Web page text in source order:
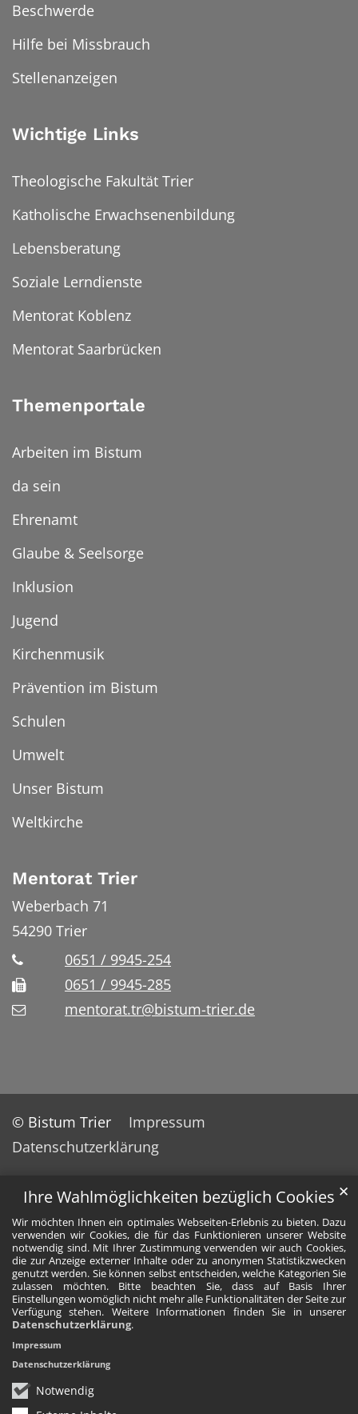
Ihre Wahlmöglichkeiten bezüglich Cookies
Wir möchten Ihnen ein optimales Webseiten-Erlebnis zu bieten. Dazu
verwenden wir Cookies, die für das Funktionieren unserer Website
notwendig sind. Mit Ihrer Zustimmung verwenden wir auch Cookies,
die zur Anzeige externer Inhalte oder zu anonymen Statistikzwecken
genutzt werden. Sie können selbst entscheiden, welche Kategorien Sie
zulassen möchten. Bitte beachten Sie, dass auf Basis Ihrer
Einstellungen womöglich nicht mehr alle Funktionalitäten der Seite zur
Verfügung stehen. Weitere Informationen finden Sie in unserer
Datenschutzerklärung.
Notwendig
✕
Impressum
Datenschutzerklärung
Beschwerde
Hilfe bei Missbrauch
Stellenanzeigen
Wichtige Links
Theologische Fakultät Trier
Katholische Erwachsenenbildung
Lebensberatung
Soziale Lerndienste
Mentorat Koblenz
Mentorat Saarbrücken
Themenportale
Arbeiten im Bistum
da sein
Ehrenamt
Glaube & Seelsorge
Inklusion
Jugend
Kirchenmusik
Prävention im Bistum
Schulen
Umwelt
Unser Bistum
Weltkirche
Mentorat Trier
Weberbach 71
54290 Trier
0651 / 9945-254
0651 / 9945-285
mentorat.tr@bistum-trier.de
© Bistum Trier
Impressum
Datenschutzerklärung